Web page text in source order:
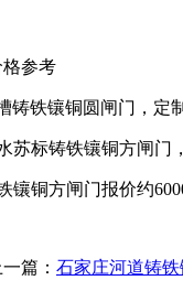
参考
铁镶铜圆闸门，定
标铸铁镶铜方闸门
镶铜方闸门报价约‌
一篇： 石家庄河道铸铁